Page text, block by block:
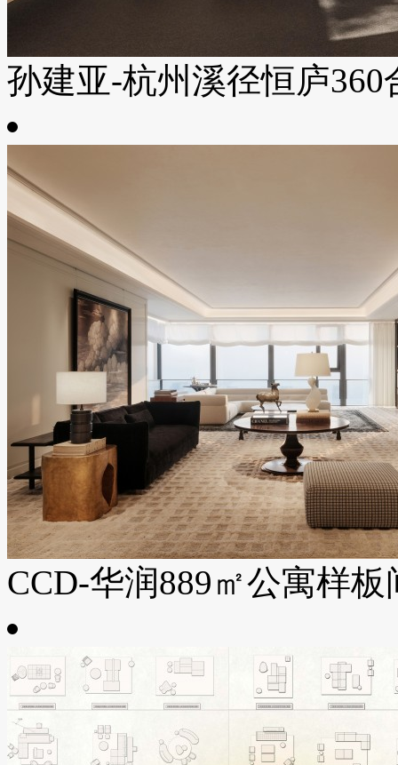
孙建亚-杭州溪径恒庐360
CCD-华润889㎡公寓样板